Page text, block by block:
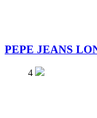
PEPE JEANS
4